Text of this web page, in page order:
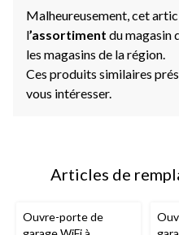
Malheureusement, cet
l’assortiment du magasin
les magasins de la région.
Ces produits similaires
vous intéresser.
Articles de
Ouvre-porte de